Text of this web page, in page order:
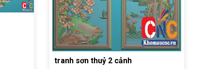
tranh sơn thuỷ 2 cảnh